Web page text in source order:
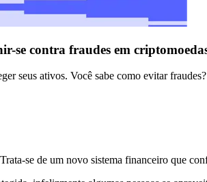
se contra fraudes em
seus ativos. Você sabe como evitar fraudes?
se de um novo sistema financeiro que